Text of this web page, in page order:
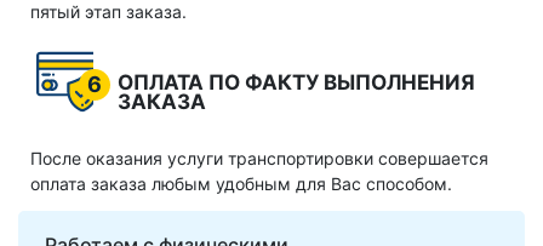
пятый этап заказа.
6
ОПЛАТА ПО ФАКТУ ВЫПОЛНЕНИЯ
ЗАКАЗА
После оказания услуги транспортировки совершается
оплата заказа любым удобным для Вас способом.